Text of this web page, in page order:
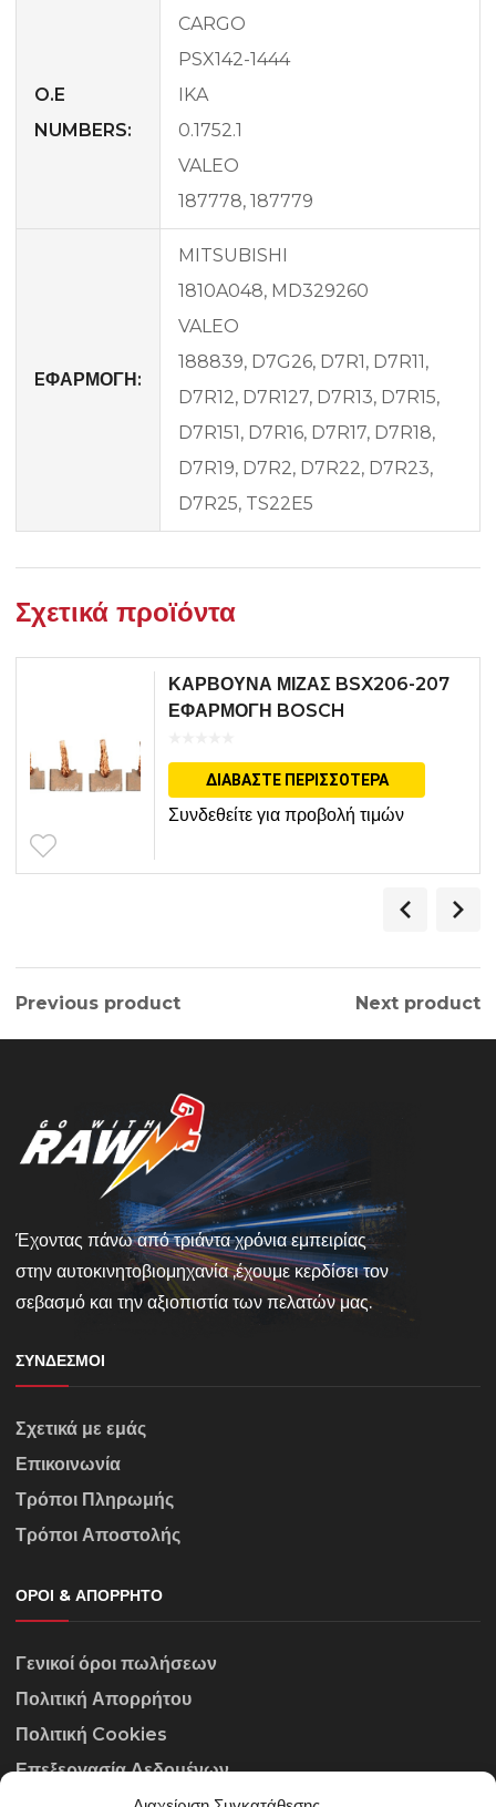
O.E
NUMBERS:
CARGO
PSX142-1444
IKA
0.1752.1
VALEO
187778, 187779
EΦΑΡΜΟΓΗ:
MITSUBISHI
1810A048, MD329260
VALEO
188839, D7G26, D7R1, D7R11,
D7R12, D7R127, D7R13, D7R15,
D7R151, D7R16, D7R17, D7R18,
D7R19, D7R2, D7R22, D7R23,
D7R25, TS22E5
Σχετικά προϊόντα
ΚΑΡΒΟΥΝΑ ΜΙΖΑΣ BSX206-207
ΕΦΑΡΜΟΓΗ BOSCH
ΔΙΑΒΆΣΤΕ ΠΕΡΙΣΣΌΤΕΡΑ
Συνδεθείτε για προβολή τιμών
Previous product Next product
Έχοντας πάνω από τριάντα χρόνια εμπειρίας
στην αυτοκινητοβιομηχανία ,έχουμε κερδίσει τον
σεβασμό και την αξιοπιστία των πελατών μας.
ΣΎΝΔΕΣΜΟΙ
Σχετικά με εμάς
Επικοινωνία
Τρόποι Πληρωμής
Τρόποι Αποστολής
ΌΡΟΙ & ΑΠΌΡΡΗΤΟ
Γενικοί όροι πωλήσεων
Πολιτική Απορρήτου
Πολιτική Cookies
Επεξεργασία Δεδομένων